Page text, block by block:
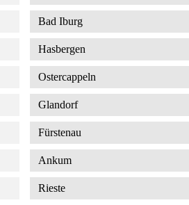
Bad Iburg
Hasbergen
Ostercappeln
Glandorf
Fürstenau
Ankum
Rieste